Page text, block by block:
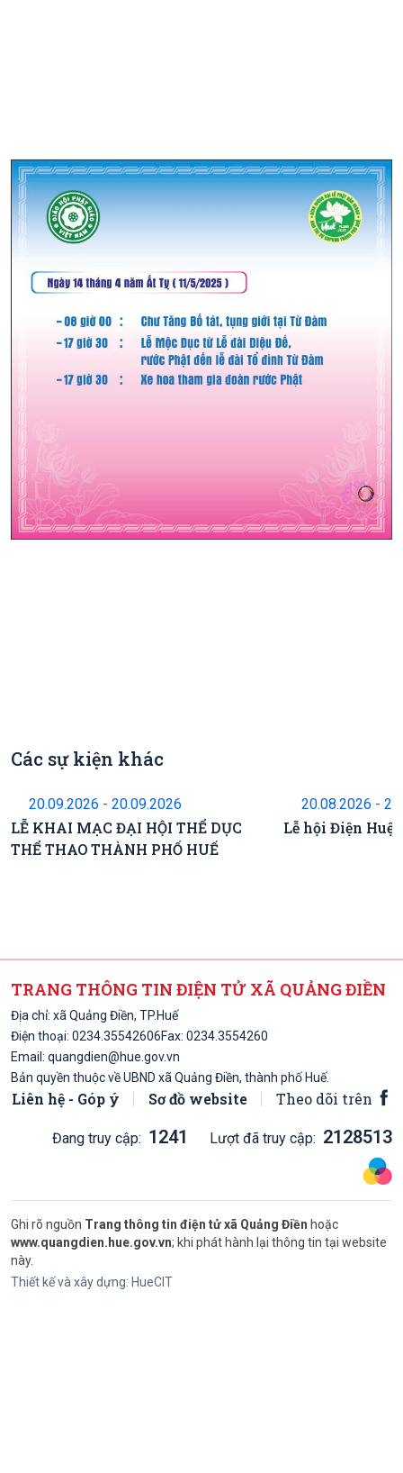
Các sự kiện khác
Sự kiện sắp diễn ra
20.09.2026 - 20.09.2026
LỄ KHAI MẠC ĐẠI HỘI THỂ DỤC
THỂ THAO THÀNH PHỐ HUẾ
20.08.2026 -
Lễ hội Điện Huệ
TRANG THÔNG TIN ĐIỆN TỬ XÃ QUẢNG ĐIỀN
Địa chỉ: xã Quảng Điền, TP.Huế
Điện thoại: 0234.35542606Fax: 0234.3554260
Email: quangdien@hue.gov.vn
Bản quyền thuộc về UBND xã Quảng Điền, thành phố Huế.
Liên hệ - Góp ý Sơ đồ website Theo dõi trên
Đang truy cập: 1241 Lượt đã truy cập: 2128513
Ghi rõ nguồn Trang thông tin điện tử xã Quảng Điền hoặc
www.quangdien.hue.gov.vn; khi phát hành lại thông tin tại website
này.
Thiết kế và xây dựng: HueCIT